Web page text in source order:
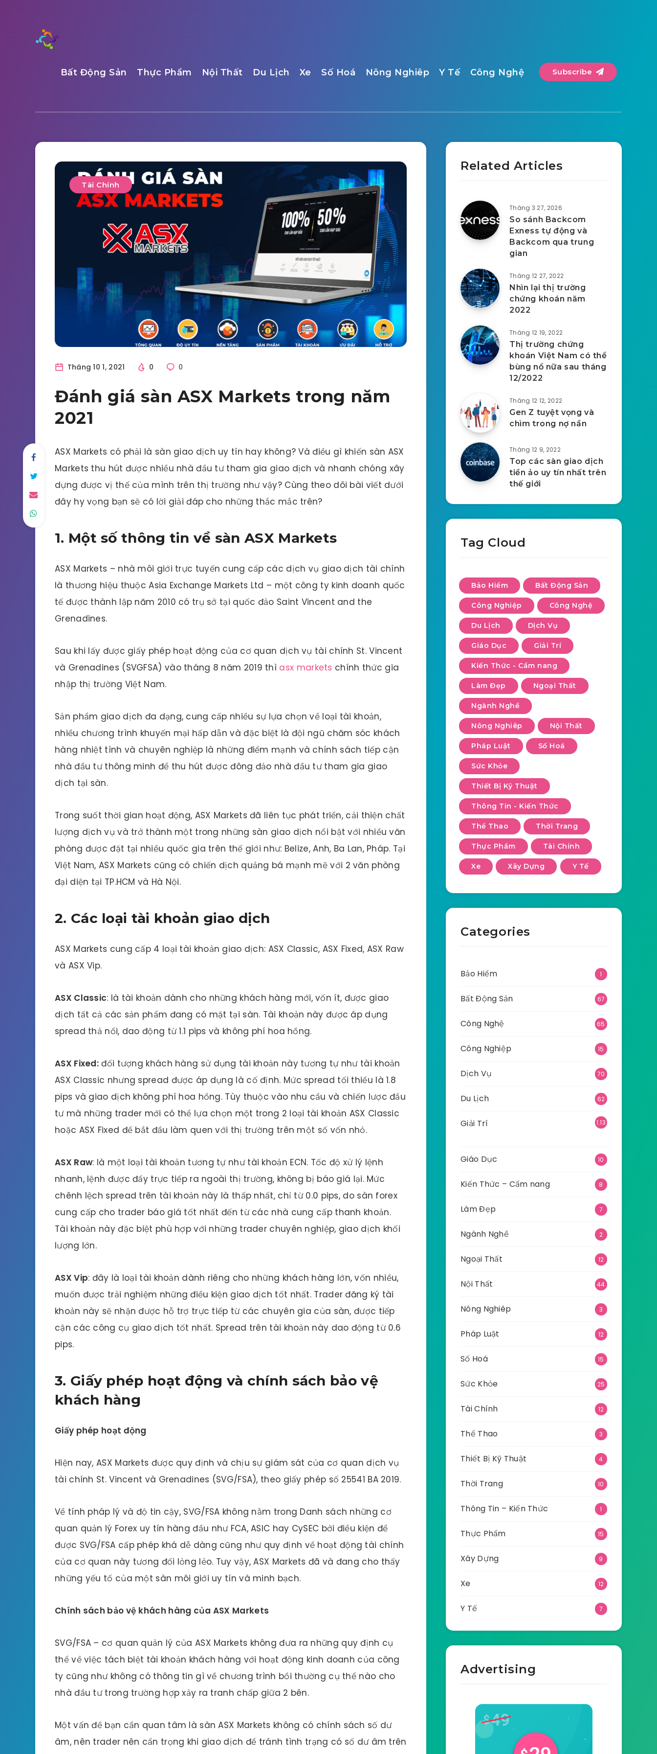
Bất Động Sản Thực Phẩm Nội Thất Du Lịch Xe Số Hoá Nông Nghiêp Y Tế Công Nghệ Subscribe
Tài Chính
Tháng 10 1, 2021 0 0
Đánh giá sàn ASX Markets trong năm
2021
ASX Markets có phải là sàn giao dịch uy tín hay không? Và điều gì khiến sàn ASX
Markets thu hút được nhiều nhà đầu tư tham gia giao dịch và nhanh chóng xây
dựng được vị thế của mình trên thị trường như vậy? Cùng theo dõi bài viết dưới
đây hy vọng bạn sẽ có lời giải đáp cho những thắc mắc trên?
1. Một số thông tin về sàn ASX Markets
ASX Markets – nhà môi giới trực tuyến cung cấp các dịch vụ giao dịch tài chính
là thương hiệu thuộc Asia Exchange Markets Ltd – một công ty kinh doanh quốc
tế được thành lập năm 2010 có trụ sở tại quốc đảo Saint Vincent and the
Grenadines.
Sau khi lấy được giấy phép hoạt động của cơ quan dịch vụ tài chính St. Vincent
và Grenadines (SVGFSA) vào tháng 8 năm 2019 thì asx markets chính thức gia
nhập thị trường Việt Nam.
Sản phẩm giao dịch đa dạng, cung cấp nhiều sự lựa chọn về loại tài khoản,
nhiều chương trình khuyến mại hấp dẫn và đặc biệt là đội ngũ chăm sóc khách
hàng nhiệt tình và chuyên nghiệp là những điểm mạnh và chính sách tiếp cận
nhà đầu tư thông minh để thu hút được đông đảo nhà đầu tư tham gia giao
dịch tại sàn.
Trong suốt thời gian hoạt động, ASX Markets đã liên tục phát triển, cải thiện chất
lượng dịch vụ và trở thành một trong những sàn giao dịch nổi bật với nhiều văn
phòng được đặt tại nhiều quốc gia trên thế giới như: Belize, Anh, Ba Lan, Pháp. Tại
Việt Nam, ASX Markets cũng có chiến dịch quảng bá mạnh mẽ với 2 văn phòng
đại diện tại TP.HCM và Hà Nội.
2. Các loại tài khoản giao dịch
ASX Markets cung cấp 4 loại tài khoản giao dịch: ASX Classic, ASX Fixed, ASX Raw
và ASX Vip.
ASX Classic: là tài khoản dành cho những khách hàng mới, vốn ít, được giao
dịch tất cả các sản phẩm đang có mặt tại sàn. Tài khoản này được áp dụng
spread thả nổi, dao động từ 1.1 pips và không phí hoa hồng.
ASX Fixed: đối tượng khách hàng sử dụng tài khoản này tương tự như tài khoản
ASX Classic nhưng spread được áp dụng là cố định. Mức spread tối thiểu là 1.8
pips và giao dịch không phí hoa hồng. Tùy thuộc vào nhu cầu và chiến lược đầu
tư mà những trader mới có thể lựa chọn một trong 2 loại tài khoản ASX Classic
hoặc ASX Fixed để bắt đầu làm quen với thị trường trên một số vốn nhỏ.
ASX Raw: là một loại tài khoản tương tự như tài khoản ECN. Tốc độ xử lý lệnh
nhanh, lệnh được đẩy trực tiếp ra ngoài thị trường, không bị báo giá lại. Mức
chênh lệch spread trên tài khoản này là thấp nhất, chỉ từ 0.0 pips, do sàn forex
cung cấp cho trader báo giá tốt nhất đến từ các nhà cung cấp thanh khoản.
Tài khoản này đặc biệt phù hợp với những trader chuyên nghiệp, giao dịch khối
lượng lớn.
ASX Vip: đây là loại tài khoản dành riêng cho những khách hàng lớn, vốn nhiều,
muốn được trải nghiệm những điều kiện giao dịch tốt nhất. Trader đăng ký tài
khoản này sẽ nhận được hỗ trợ trực tiếp từ các chuyên gia của sàn, được tiếp
cận các công cụ giao dịch tốt nhất. Spread trên tài khoản này dao động từ 0.6
pips.
3. Giấy phép hoạt động và chính sách bảo vệ
khách hàng
Giấy phép hoạt động
Hiện nay, ASX Markets được quy định và chịu sự giám sát của cơ quan dịch vụ
tài chính St. Vincent và Grenadines (SVG/FSA), theo giấy phép số 25541 BA 2019.
Về tính pháp lý và độ tin cậy, SVG/FSA không nằm trong Danh sách những cơ
quan quản lý Forex uy tín hàng đầu như FCA, ASIC hay CySEC bởi điều kiện để
được SVG/FSA cấp phép khá dễ dàng cũng như quy định về hoạt động tài chính
của cơ quan này tương đối lỏng lẻo. Tuy vậy, ASX Markets đã và đang cho thấy
những yếu tố của một sàn môi giới uy tín và minh bạch.
Chính sách bảo vệ khách hàng của ASX Markets
SVG/FSA – cơ quan quản lý của ASX Markets không đưa ra những quy định cụ
thể về việc tách biệt tài khoản khách hàng với hoạt động kinh doanh của công
ty cũng như không có thông tin gì về chương trình bồi thường cụ thể nào cho
nhà đầu tư trong trường hợp xảy ra tranh chấp giữa 2 bên.
Một vấn đề bạn cần quan tâm là sàn ASX Markets không có chính sách số dư
âm, nên trader nên cẩn trọng khi giao dịch để tránh tình trạng có số dư âm trên
Related Articles
Tháng 3 27, 2026
So sánh Backcom
Exness tự động và
Backcom qua trung
gian
Tháng 12 27, 2022
Nhìn lại thị trường
chứng khoán năm
2022
Tháng 12 19, 2022
Thị trường chứng
khoán Việt Nam có thể
bùng nổ nữa sau tháng
12/2022
Tháng 12 12, 2022
Gen Z tuyệt vọng và
chìm trong nợ nần
Tháng 12 9, 2022
Top các sàn giao dịch
tiền ảo uy tín nhất trên
thế giới
Tag Cloud
Bảo Hiểm Bất Động Sản
Công Nghiệp Công Nghệ
Du Lịch Dịch Vụ
Giáo Dục Giải Trí
Kiến Thức - Cẩm nang
Làm Đẹp Ngoại Thất
Ngành Nghề
Nông Nghiêp Nội Thất
Pháp Luật Số Hoá
Sức Khỏe
Thiết Bị Kỹ Thuật
Thông Tin - Kiến Thức
Thể Thao Thời Trang
Thực Phẩm Tài Chính
Xe Xây Dựng Y Tế
Categories
Bảo Hiểm 1
Bất Động Sản 67
Công Nghệ 65
Công Nghiệp 15
Dịch Vụ 70
Du Lịch 62
Giải Trí
1.13
Giáo Dục 10
Kiến Thức – Cẩm nang 8
Làm Đẹp 7
Ngành Nghề 2
Ngoại Thất 12
Nội Thất 44
Nông Nghiêp 3
Pháp Luật 12
Số Hoá 15
Sức Khỏe 25
Tài Chính 12
Thể Thao 3
Thiết Bị Kỹ Thuật 4
Thời Trang 10
Thông Tin – Kiến Thức 1
Thực Phẩm 15
Xây Dựng 9
Xe 12
Y Tế 7
Advertising